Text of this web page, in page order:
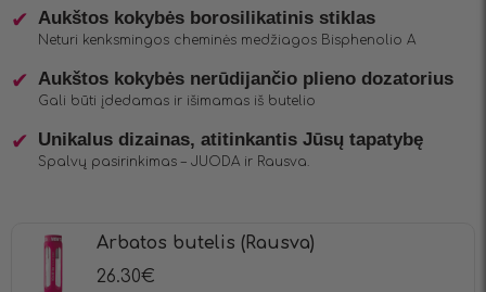
Aukštos kokybės borosilikatinis stiklas
Neturi kenksmingos cheminės medžiagos Bisphenolio A
Aukštos kokybės nerūdijančio plieno dozatorius
Gali būti įdedamas ir išimamas iš butelio
Unikalus dizainas, atitinkantis Jūsų tapatybę
Spalvų pasirinkimas – JUODA ir Rausva.
Arbatos butelis (Rausva)
26.30€